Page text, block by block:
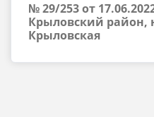
№ 29/253 от
Крыловский район,
Крыловская